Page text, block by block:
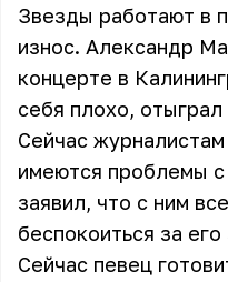
Звезды работают в
износ. Александр
концерте в
себя плохо,
Сейчас
имеются проблемы
заявил, что с ним
беспокоиться за
Сейчас певец